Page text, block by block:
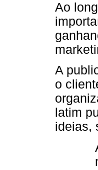
Ao
A
o
latim
ideias,